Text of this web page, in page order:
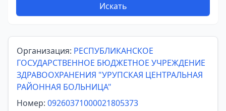
Искать
Организация: РЕСПУБЛИКАНСКОЕ
ГОСУДАРСТВЕННОЕ БЮДЖЕТНОЕ УЧРЕЖДЕНИЕ
ЗДРАВООХРАНЕНИЯ "УРУПСКАЯ ЦЕНТРАЛЬНАЯ
РАЙОННАЯ БОЛЬНИЦА"
Номер: 09260371000021805373